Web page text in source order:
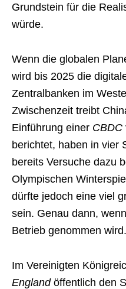
Grundstein für die
würde.
Wenn die globalen
wird bis 2025 die
Zentralbanken im
Zwischenzeit treibt
Einführung einer CBDC
berichtet, haben in vier
bereits Versuche dazu
Olympischen
dürfte jedoch eine viel
sein. Genau dann,
Betrieb genommen
Im Vereinigten
Englandöffentlich den